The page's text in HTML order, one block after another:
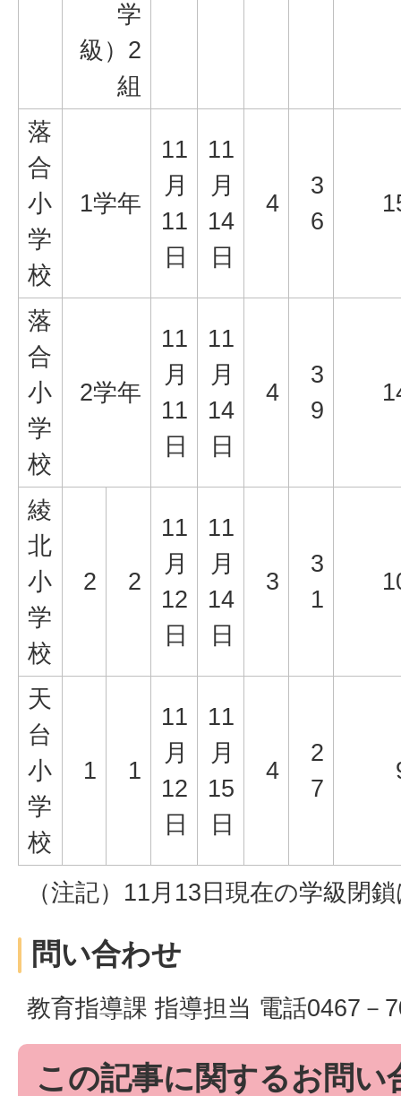
学
級）2
組
落
合
小
学
校
1学年
11
月
11
日
11
月
14
日
4
3
6
落
合
小
学
校
2学年
11
月
11
日
11
月
14
日
4
3
9
綾
北
小
学
校
2 2
11
月
12
日
11
月
14
日
3
3
1
天
台
小
学
校
1 1
11
月
12
日
11
月
15
日
4
2
7
（注記）11月13日現在の学級閉
問い合わせ
教育指導課 指導担当 電話0467－
この記事に関するお問い